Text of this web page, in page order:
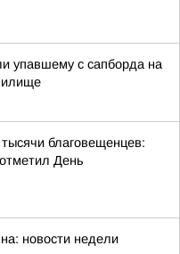
упавшему с сапборда на
благовещенцев:
День
новости недели